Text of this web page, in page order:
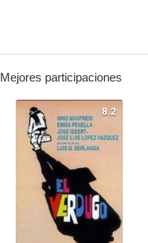
Mejores participaciones
8.2